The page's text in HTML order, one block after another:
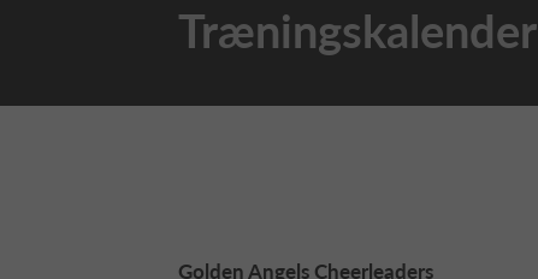
Træningskalender
Golden Angels Cheerleaders